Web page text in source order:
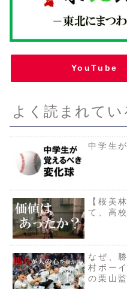
YouTube
よく読まれてい
中学生
【桜美
て、高
なぜ、
村ボー
の栗山